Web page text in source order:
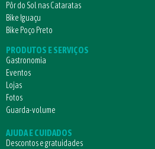
Pôr do Sol nas Cataratas
Bike Iguaçu
Bike Poço Preto
PRODUTOS E SERVIÇOS
Gastronomia
Eventos
Lojas
Fotos
Guarda-volume
AJUDA E CUIDADOS
Descontos e gratuidades